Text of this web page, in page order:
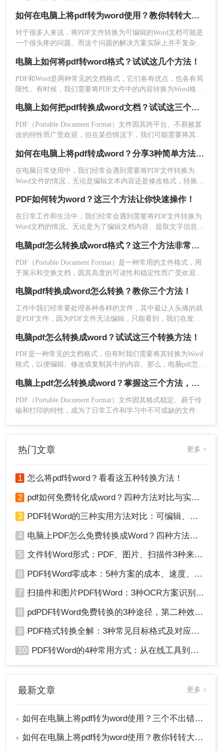
或图像的文件。在这种情况下，使用专门的PDF编
辑软件可能更为合适。
一些专门的PDF编辑软件（如Adobe Acrobat）也提
供了将PDF转换为Word的功能。以下是使用转转大
操作如下：
1、下载转转大师客户端并打开。
2、打开软件就是默认PDF转Word了。
3、如果你想要批量转换文件可以一次选中多个文件
加入，也可以直接添加文件夹，然后点击开始转
4、这样就完成啦~
的方法啦。有需要的小伙伴可根据自己的需求选择
合适的方法使用哟~
版。本文将介绍如何在电脑上将pdf转为word使用的方法，帮助
您轻松实现文件格式的转换。
如何在电脑上将pdf转为word使用？教你转转大师的2个转换方法！
对于很多人来说，将PDF文件转换为可编辑的Word文档可能是
一个很头疼的问题。而这个问题的解决方案实际上并不复杂，
本文将带你逐步了解如何在电脑上将pdf转为word使用，让你的
文件编辑变得更加方便快捷。
电脑上如何将pdf转word格式？试试这几个方法！
PDF和Word是两种常见的文档格式，它们各有优点，也各有局
限性。有时候，我们需要将PDF文件中的内容转换为Word格
word格式呢？本文将详细介绍四种方法，帮助您在电脑上将
PDF转为Word格式。
电脑上如何把pdf转换成word文档？试试这三个实用方法！
PDF（Portable Document Format）文件因其跨平台、不易被篡
改的特性而广受欢迎，但在某些情况下，我们可能需要将其转
档呢？本文将介绍三种在电脑上将PDF转换为Word文档的方
法。
如何在电脑上将pdf转成word？分享3种简单方法~！
在电脑日常使用中，我们经常会遇到需要将PDF文件转换为
Word文件的情况，无论是编辑文本内容还是修改格式，转换格
何在电脑上将pdf转成word，让您轻松应对各种文档处理需求
PDF如何转为word？这三个方法让你快速操作！
在日常工作和生活中，我们经常会遇到需要将PDF文件转换为
Word文档的情况。无论是为了编辑文档内容、提取文字信息还
那么PDF如何转为word呢？本文将介绍几种简单有效的方法，
帮助你轻松实现PDF到Word的转换。
电脑pdf怎么转换成word格式？这三个方法非常实用！
PDF（Portable Document Format）是一种常用的文件格式，用
于展示和交换文档，因其高度的可读性和稳定性而广受欢迎。
于编辑、修改或进一步处理。那么电脑pdf怎么转换成word格式
呢？本文将介绍在电脑上将PDF转换成Word格式的几种方法。
电脑pdf转换成word怎么转换？教你三个方法！
工作中我们经常要处理各种各样的文件，其中最让人头痛的就
是PDF文件，因为PDF文件无法编辑，只能看到，我们在发送
困扰，所以还是要把PDF转回Word。pdf转换成word这个问题该
如何解决？电脑pdf转换成word怎么转换。所以今天就为大家分
享一下pdf转word的方法，一起来学习下！
电脑pdf怎么转换成word？试试这三个转换方法！
PDF是一种常见的文档格式，但有时我们需要将其转换为Word
格式，以便编辑、修改或复制其中的内容。那么，电脑pdf怎么
电脑上pdf怎么转换成word？掌握这三个方法，让文件转换变得轻松！
PDF（Portable Document Format）文件因其格式稳定、易于传
输和打印的特性，成为了日常工作和学习中不可或缺的文件格
热门文章 更多 >
1 怎么将pdf转word？看看这五种转换方法！
2 pdf如何免费转化成word？四种方法对比与实操指南（附详细表格）
3 PDF转Word的三种实用方法对比：可编辑、保格式、避风险！
4 电脑上PDF怎么免费转换成Word？四种方法对比与实操指南（附详细表格）!
5 文件转Word形式：PDF、图片、扫描件3种来源分别怎么处理！
6 PDF转Word零成本：5种方案的成本、速度、精度对比！
7 扫描件和图片PDF转Word：3种OCR方案识别率实测！
8 pdPDF转Word免费转换的3种途径，第二种效率最高！
9 PDF格式转换全解：3种常见目标格式及对应操作方法！
10 PDF转Word的4种常用方式：从在线工具到桌面软件全梳理！
最新文章 更多 >
● 如何在电脑上将pdf转为word使用？三个不出错的好方法！
● 如何在电脑上将pdf转为word使用？教你转转大师的2个转换方法！